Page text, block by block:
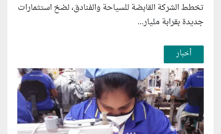
تخطط الشركة القابضة للسياحة والفنادق، لضخ استثمارات
جديدة بقرابة مليار...
أخبار